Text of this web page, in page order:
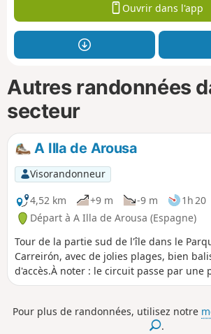
Ouvrir dans l'app
Autres randonnées
secteur
A Illa de Arousa
Visorandonneur
4,52 km
+9 m -9 m 1h 20
Départ à A Illa de Arousa (Espagne)
Tour de la partie sud de l'île dans le
Carreirón, avec de jolies plages, bien
d'accès.À noter : le circuit passe par une
avec des nudistes qui peuvent ne pas
Pour plus de randonnées, utilisez notre
.